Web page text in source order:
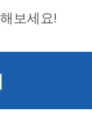
보세요!